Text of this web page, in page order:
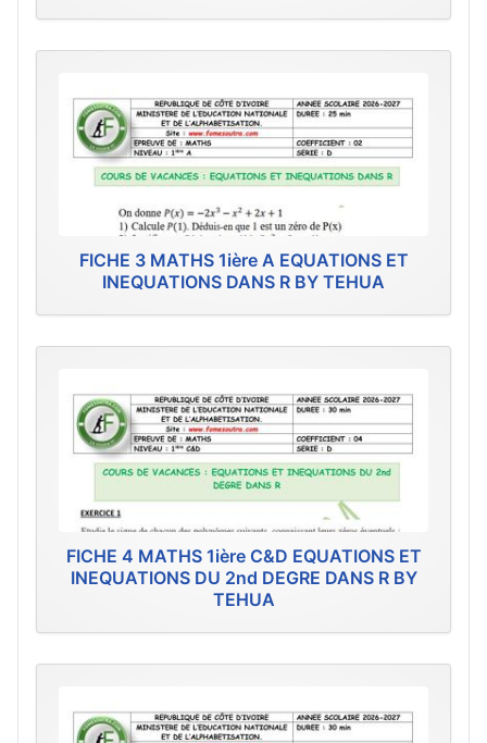
FICHE 3 MATHS 1ière A EQUATIONS ET
INEQUATIONS DANS R BY TEHUA
FICHE 4 MATHS 1ière C&D EQUATIONS ET
INEQUATIONS DU 2nd DEGRE DANS R BY
TEHUA